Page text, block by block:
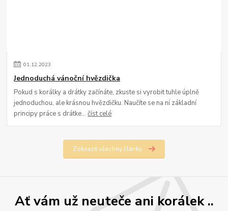
01.12.2023
Jednoduchá vánoční hvězdička
Pokud s korálky a drátky začínáte, zkuste si vyrobit tuhle úplně
jednoduchou, ale krásnou hvězdičku. Naučíte se na ní základní
principy práce s drátke...číst celé
Zobrazit všechny články
Ať vám už neuteče ani korálek ..